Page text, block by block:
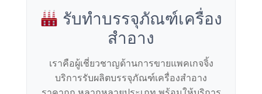
รับทำบรรจุภัณฑ์เครื่อง
สำอาง
เราคือผู้เชี่ยวชาญด้านการขายแพคเกจจิ้ง
บริการรับผลิตบรรจุภัณฑ์เครื่องสำอาง